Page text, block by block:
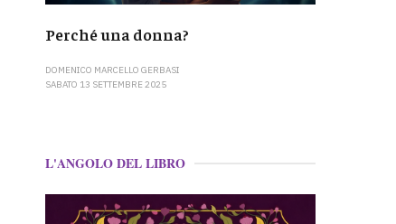
Perché una donna?
DOMENICO MARCELLO GERBASI
SABATO 13 SETTEMBRE 2025
L'ANGOLO DEL LIBRO